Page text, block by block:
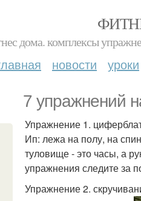
дома. комплексы
новости уроки
7 упражнений
Упражнение 1.
Ип: лежа на полу, на
туловище - это часы, а
упражнения следите за
Упражнение 2.